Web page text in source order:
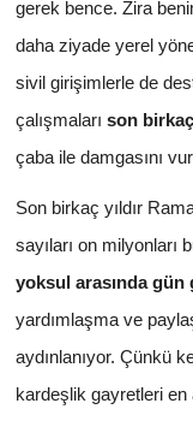
gerek bence. Zira
daha ziyade yerel
sivil girişimlerle de
çalışmaları son birkaç
çaba ile damgasını
Son birkaç yıldır
sayıları on milyonları
yoksul arasında
yardımlaşma ve
aydınlanıyor. Çünkü
kardeşlik gayretleri